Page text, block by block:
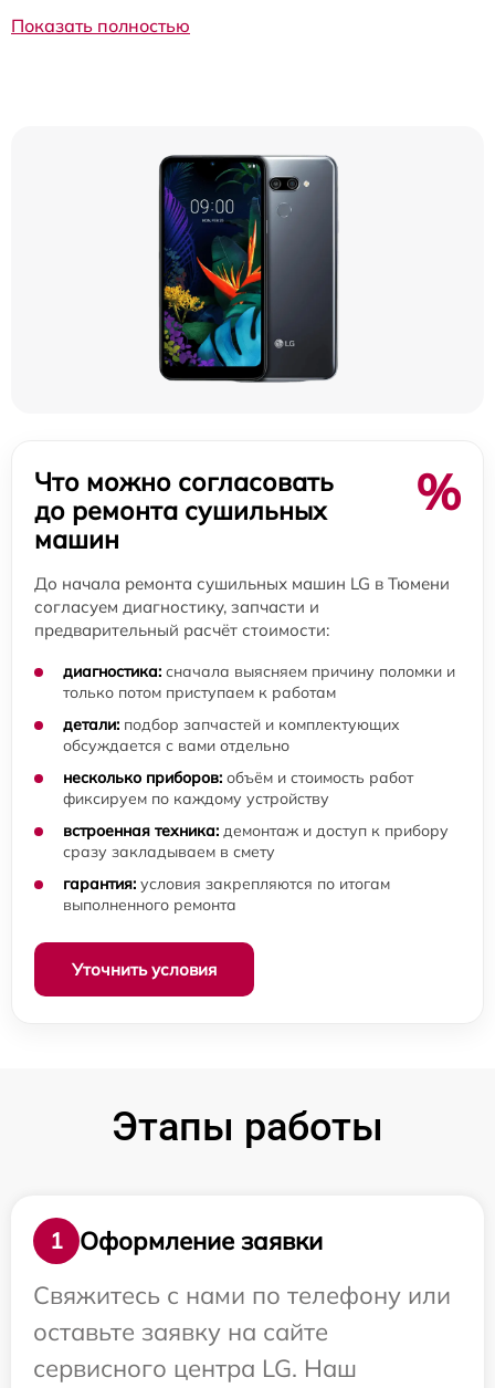
Показать полностью
Что можно согласовать
до ремонта сушильных
машин
%
До начала ремонта сушильных машин LG в Тюмени
согласуем диагностику, запчасти и
предварительный расчёт стоимости:
диагностика: сначала выясняем причину поломки и
только потом приступаем к работам
детали: подбор запчастей и комплектующих
обсуждается с вами отдельно
несколько приборов: объём и стоимость работ
фиксируем по каждому устройству
встроенная техника: демонтаж и доступ к прибору
сразу закладываем в смету
гарантия: условия закрепляются по итогам
выполненного ремонта
Уточнить условия
Этапы работы
1
Оформление заявки
Свяжитесь с нами по телефону или
оставьте заявку на сайте
сервисного центра LG. Наш